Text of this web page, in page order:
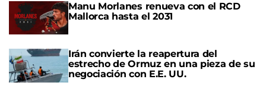
Manu Morlanes renueva con el RCD
Mallorca hasta el 2031
Irán convierte la reapertura del
estrecho de Ormuz en una pieza de su
negociación con E.E. UU.